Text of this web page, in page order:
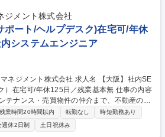
を担って頂ける方を求めております。 ■同社
外食・レストラン事業、ケータリング事業な
は一個人の事業ではなく、社会事業である」
業への進化」を続けている成長企業です。 募
候補)】福祉施設・病院・学校の給食など多角
ジメント株式会社
ポート/ヘルプデスク)在宅可/年休
システムエンジニア
式会社 求人名 【大阪】社内SE
宅可/年休125日／残業基本無 仕事の内容
テナンス・売買物件の仲介まで、不動産のト
おいて、社内SE(ITサポート/ヘルプデスク)を
務全般 (1)新デバイス、新シス
イルパソコンの導入、テレワークの環境整
業時間20時間以内 転勤なし
時短勤務あり
週休2日制 土日祝休み